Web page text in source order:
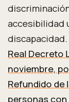
accesibilidad
Real Decreto
noviembre,
Refundido de
personas